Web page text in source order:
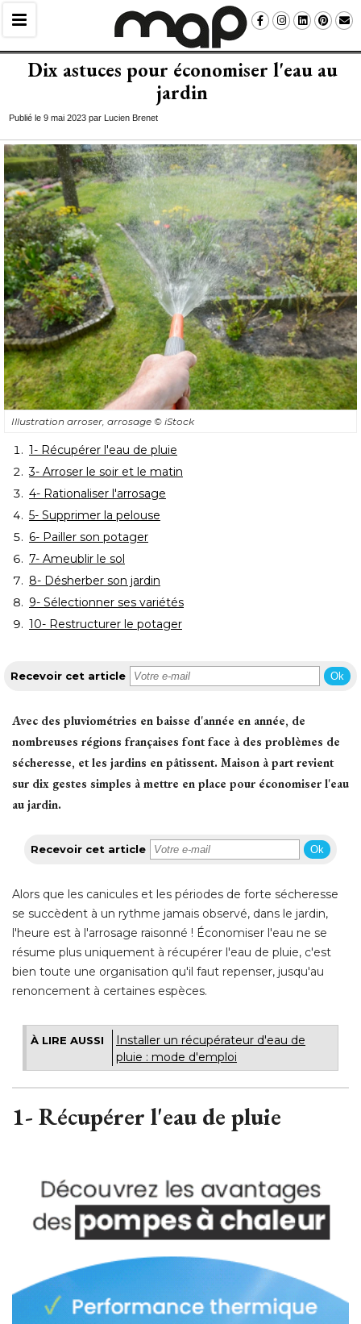
Dix astuces pour économiser l'eau au
jardin
Publié le 9 mai 2023 par Lucien Brenet
Illustration arroser, arrosage © iStock
1- Récupérer l'eau de pluie
3- Arroser le soir et le matin
4- Rationaliser l'arrosage
5- Supprimer la pelouse
6- Pailler son potager
7- Ameublir le sol
8- Désherber son jardin
9- Sélectionner ses variétés
10- Restructurer le potager
Recevoir cet article Ok
Avec des pluviométries en baisse d'année en année, de
nombreuses régions françaises font face à des problèmes de
sécheresse, et les jardins en pâtissent. Maison à part revient
sur dix gestes simples à mettre en place pour économiser l'eau
au jardin.
Recevoir cet article Ok
Alors que les canicules et les périodes de forte sécheresse
se succèdent à un rythme jamais observé, dans le jardin,
l'heure est à l'arrosage raisonné ! Économiser l'eau ne se
résume plus uniquement à récupérer l'eau de pluie, c'est
bien toute une organisation qu'il faut repenser, jusqu'au
renoncement à certaines espèces.
À LIRE AUSSI
Installer un récupérateur d'eau de
pluie : mode d'emploi
1- Récupérer l'eau de pluie